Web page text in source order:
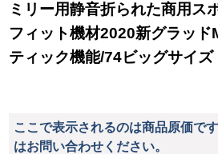
ミリー用静音折られた商用ス
フィット機材2020新グラッド
ティック機能/74ビッグサイズ
ここで表示されるのは商品原価で
はお問い合わせください。